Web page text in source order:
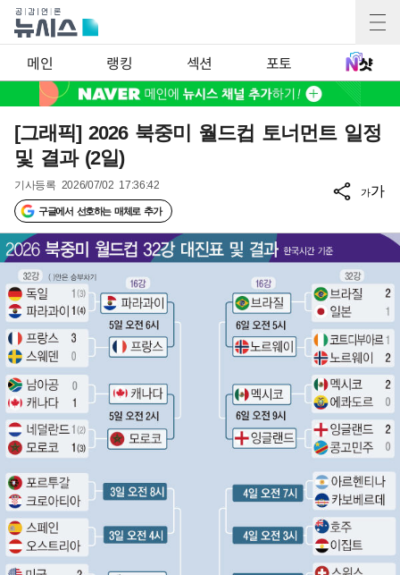
메인 랭킹 섹션 포토
[그래픽] 2026 북중미 월드컵 토너먼트 일정
및 결과 (2일)
기사등록 2026/07/02 17:36:42
구글에서 선호하는 매체로 추가
가가